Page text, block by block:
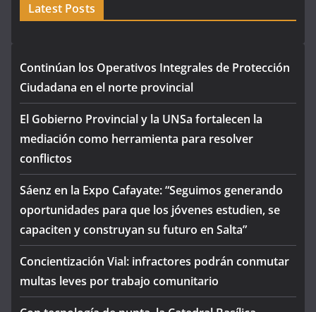
Latest Posts
Continúan los Operativos Integrales de Protección
Ciudadana en el norte provincial
El Gobierno Provincial y la UNSa fortalecen la
mediación como herramienta para resolver
conflictos
Sáenz en la Expo Cafayate: “Seguimos generando
oportunidades para que los jóvenes estudien, se
capaciten y construyan su futuro en Salta”
Concientización Vial: infractores podrán conmutar
multas leves por trabajo comunitario